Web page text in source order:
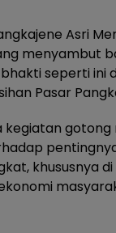
Asri
menyambut
seperti ini
Pasar
kegiatan
khususnya